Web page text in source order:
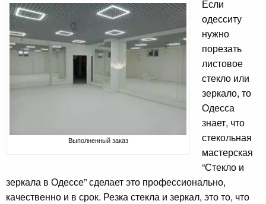
Выполненный заказ
Если
одесситу
нужно
порезать
листовое
стекло или
зеркало, то
Одесса
знает, что
стекольная
мастерская
“Стекло и
зеркала в Одессе” сделает это профессионально,
качественно и в срок. Резка стекла и зеркал, это то, что